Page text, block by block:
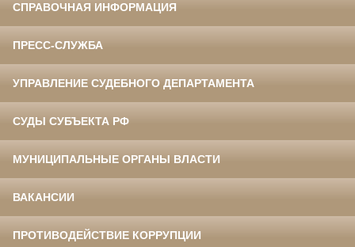
СПРАВОЧНАЯ ИНФОРМАЦИЯ
ПРЕСС-СЛУЖБА
УПРАВЛЕНИЕ СУДЕБНОГО ДЕПАРТАМЕНТА
СУДЫ СУБЪЕКТА РФ
МУНИЦИПАЛЬНЫЕ ОРГАНЫ ВЛАСТИ
ВАКАНСИИ
ПРОТИВОДЕЙСТВИЕ КОРРУПЦИИ